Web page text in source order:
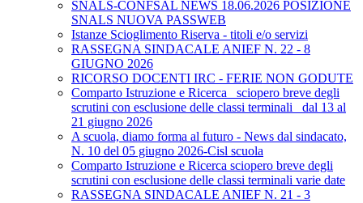
SNALS-CONFSAL NEWS 18.06.2026 POSIZIONE
SNALS NUOVA PASSWEB
Istanze Scioglimento Riserva - titoli e/o servizi
RASSEGNA SINDACALE ANIEF N. 22 - 8
GIUGNO 2026
RICORSO DOCENTI IRC - FERIE NON GODUTE
Comparto Istruzione e Ricerca_ sciopero breve degli
scrutini con esclusione delle classi terminali_ dal 13 al
21 giugno 2026
A scuola, diamo forma al futuro - News dal sindacato,
N. 10 del 05 giugno 2026-Cisl scuola
Comparto Istruzione e Ricerca sciopero breve degli
scrutini con esclusione delle classi terminali varie date
RASSEGNA SINDACALE ANIEF N. 21 - 3